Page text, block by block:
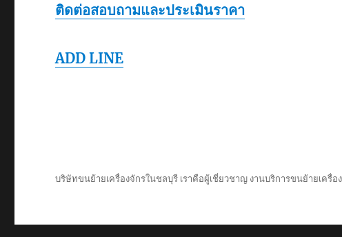
ติดต่อสอบถามและประเมินราคา
ADD LINE
บริษัทขนย้ายเครื่องจักรในชลบุรี เราคือผู้เชี่ยวชาญ งานบริการขนย้ายเครื่